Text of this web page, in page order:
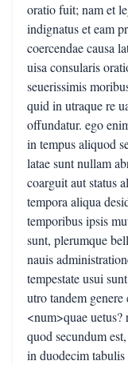
oratio fuit; nam et
indignatus et eam
coercendae causa
uisa consularis
seuerissimis
quid in utraque re
offundatur. ego
in tempus aliquod
latae sunt nullam
coarguit aut status
tempora aliqua
temporibus ipsis
sunt, plerumque
nauis
tempestate usui
utro tandem genere
<num>quae
quod secundum
in duodecim tabulis